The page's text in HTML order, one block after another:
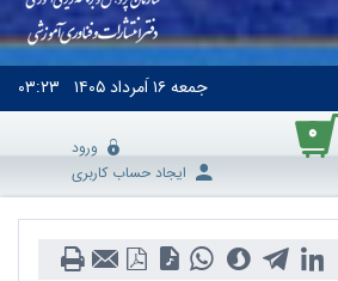
جمعه۱۶ اَمرداد ۱۴۰۵ ۰۳:۲۳
۰
ورود
ایجاد حساب کاربری